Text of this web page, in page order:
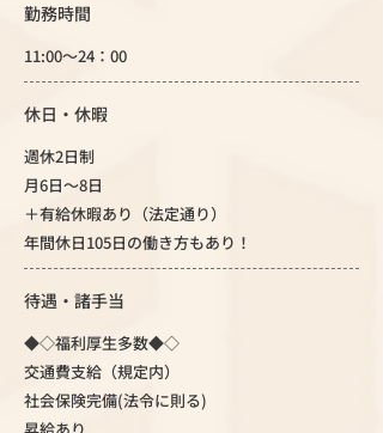
勤務時間
11:00～24：00
休日・休暇
週休2日制
月6日～8日
＋有給休暇あり（法定通り）
年間休日105日の働き方もあり！
待遇・諸手当
◆◇福利厚生多数◆◇
交通費支給（規定内）
社会保険完備(法令に則る)